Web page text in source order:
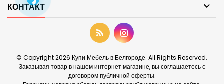
КОНТАКТ 
© Copyright 2026 Купи Мебель в Белгороде. All Rights Reserved.
Заказывая товар в нашем интернет магазине, вы соглашаетесь с
договором публичной оферты.